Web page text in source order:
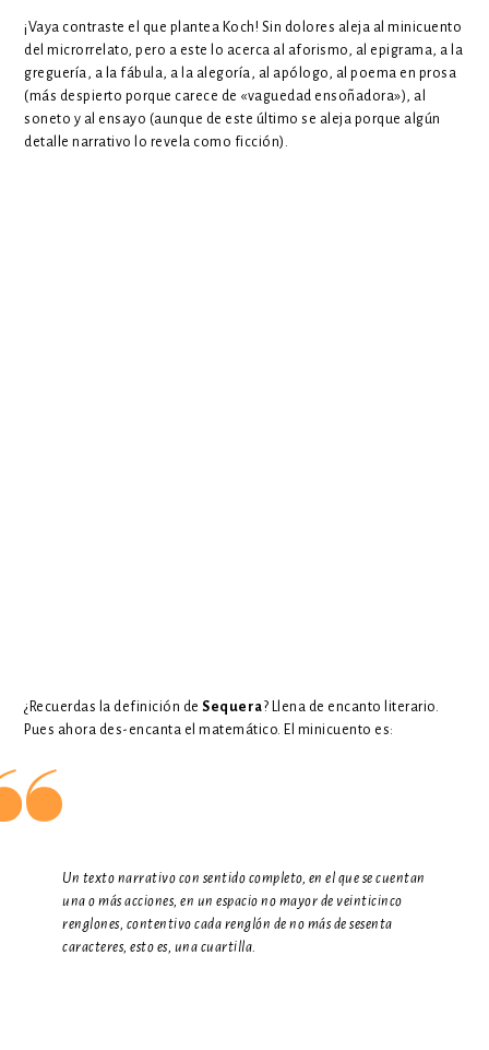
¡Vaya contraste el que plantea Koch! Sin dolores aleja al minicuento
del microrrelato, pero a este lo acerca al aforismo, al epigrama, a la
greguería, a la fábula, a la alegoría, al apólogo, al poema en prosa
(más despierto porque carece de «vaguedad ensoñadora»), al
soneto y al ensayo (aunque de este último se aleja porque algún
detalle narrativo lo revela como ficción).
¿Recuerdas la definición deSequera? Llena de encanto literario.
Pues ahora des-encanta el matemático. El minicuento es:
Un texto narrativo con sentido completo, en el que se cuentan
una o más acciones, en un espacio no mayor de veinticinco
renglones, contentivo cada renglón de no más de sesenta
caracteres, esto es, una cuartilla.